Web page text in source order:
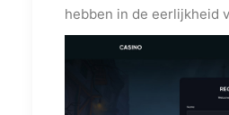
hebben in de eerlijkheid